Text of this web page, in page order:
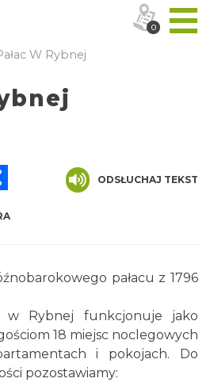
W Rybnej
ODSŁUCHAJ TEKST
pałacu z 1796
w Rybnej funkcjonuje jako
18 miejsc noclegowych
i pokojach. Do
pozostawiamy:
0